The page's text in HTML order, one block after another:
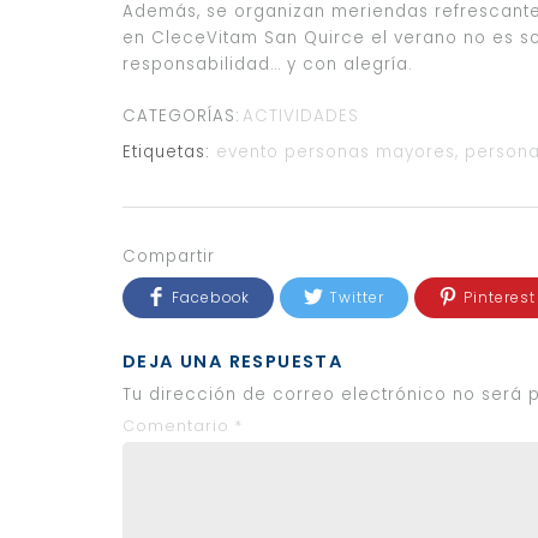
Además, se organizan meriendas
en CleceVitam San Quirce el verano no es
responsabilidad… y con alegría.
CATEGORÍAS: ACTIVIDADES
Etiquetas: evento personas mayores,
Compartir
Facebook Twitter Pinterest
DEJA UNA RESPUESTA
Tu dirección de correo electrónico no será
Comentario *